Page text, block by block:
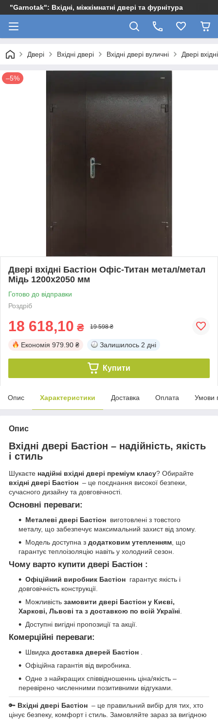
"Garnotak": Вхідні, міжкімнатні двері та фурнітура
Двері Вхідні двері Вхідні двері вуличні Двері
–5%
Двері вхідні Бастіон Офіс-Титан метал/метал
Мідь 1200х2050 мм
Готово до відправки
Роздріб
18 618,10 ₴ 19 598 ₴
Економія 979.90 ₴ Залишилось 2 дні
Купити
Опис Характеристики Доставка Оплата Умови
Опис
Вхідні двері Бастіон – надійність, якість
і стиль
Шукаєте надійні вхідні двері преміум класу? Обирайте
вхідні двері Бастіон – це поєднання високої безпеки,
сучасного дизайну та довговічності.
Основні переваги:
Металеві двері Бастіон виготовлені з товстого
металу, що забезпечує максимальний захист від злому.
Модель доступна з додатковим утепленням, що
гарантує теплоізоляцію навіть у холодний сезон.
Чому варто купити двері Бастіон :
Офіційний виробник Бастіон гарантує якість і
довговічність конструкції.
Можливість замовити двері Бастіон у Києві,
Харкові, Львові та з доставкою по всій Україні
Доступні вигідні пропозиції та акції.
Комерційні переваги:
Швидка доставка дверей Бастіон
Офіційна гарантія від виробника.
Одне з найкращих співвідношеннь ціна/якість –
перевірено численними позитивними відгуками.
🔑 Вхідні двері Бастіон – це правильний вибір для тих, хто
цінує безпеку, комфорт і стиль. Замовляйте зараз за вигідною